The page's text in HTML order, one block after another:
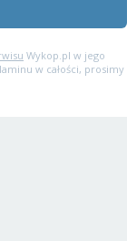
Wykop.pl w jego
w całości, prosimy